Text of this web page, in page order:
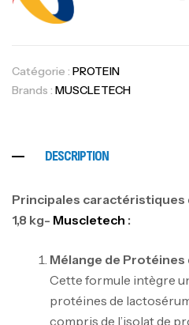
Catégorie : PROTEIN
Brands : MUSCLETECH
DESCRIPTION
Principales caractéristiques
1,8 kg- Muscletech :
Mélange de
Cette formule intègre
protéines de
compris de l’isolat de